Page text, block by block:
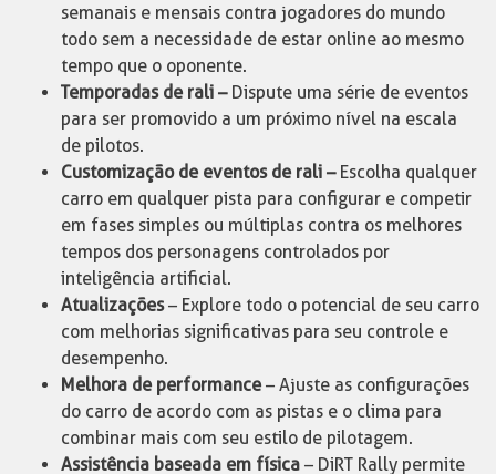
semanais e mensais contra jogadores do mundo
todo sem a necessidade de estar online ao mesmo
tempo que o oponente.
Temporadas de rali –Dispute uma série de eventos
para ser promovido a um próximo nível na escala
de pilotos.
Customização de eventos de rali –Escolha qualquer
carro em qualquer pista para configurar e competir
em fases simples ou múltiplas contra os melhores
tempos dos personagens controlados por
inteligência artificial.
Atualizações– Explore todo o potencial de seu carro
com melhorias significativas para seu controle e
desempenho.
Melhora de performance– Ajuste as configurações
do carro de acordo com as pistas e o clima para
combinar mais com seu estilo de pilotagem.
Assistência baseada em física – DiRT Rally permite